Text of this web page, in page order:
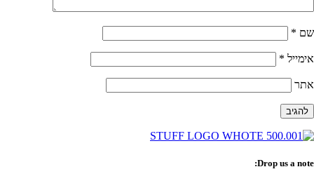
שם *
אימייל *
אתר
Drop us a note: